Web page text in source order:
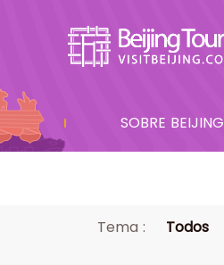
SOBRE BEIJING
Tema : Todos